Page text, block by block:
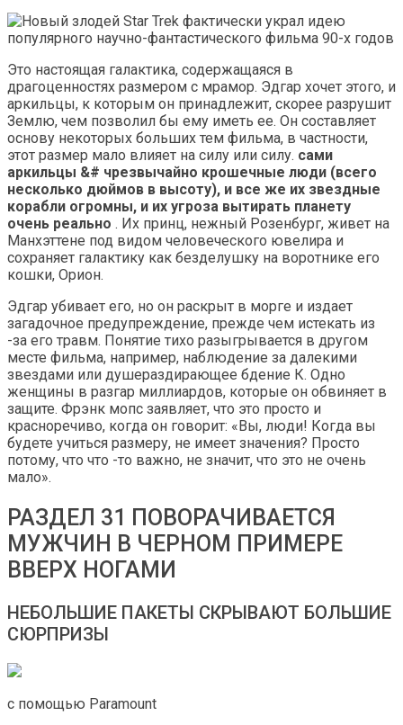
Это настоящая галактика, содержащаяся в
драгоценностях размером с мрамор. Эдгар хочет этого, и
аркильцы, к которым он принадлежит, скорее разрушит
Землю, чем позволил бы ему иметь ее. Он составляет
основу некоторых больших тем фильма, в частности,
этот размер мало влияет на силу или силу. сами
аркильцы &# чрезвычайно крошечные люди (всего
несколько дюймов в высоту), и все же их звездные
корабли огромны, и их угроза вытирать планету
очень реально . Их принц, нежный Розенбург, живет на
Манхэттене под видом человеческого ювелира и
сохраняет галактику как безделушку на воротнике его
кошки, Орион.
Эдгар убивает его, но он раскрыт в морге и издает
загадочное предупреждение, прежде чем истекать из
-за его травм. Понятие тихо разыгрывается в другом
месте фильма, например, наблюдение за далекими
звездами или душераздирающее бдение К. Одно
женщины в разгар миллиардов, которые он обвиняет в
защите. Фрэнк мопс заявляет, что это просто и
красноречиво, когда он говорит: «Вы, люди! Когда вы
будете учиться размеру, не имеет значения? Просто
потому, что что -то важно, не значит, что это не очень
мало».
РАЗДЕЛ 31 ПОВОРАЧИВАЕТСЯ
МУЖЧИН В ЧЕРНОМ ПРИМЕРЕ
ВВЕРХ НОГАМИ
НЕБОЛЬШИЕ ПАКЕТЫ СКРЫВАЮТ БОЛЬШИЕ
СЮРПРИЗЫ
с помощью Paramount